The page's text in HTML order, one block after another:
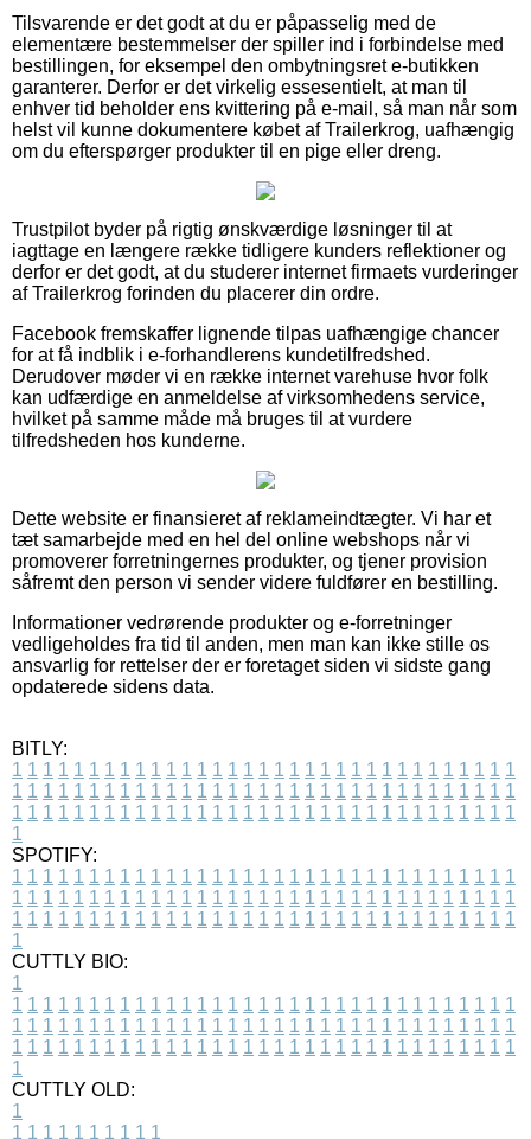
Tilsvarende er det godt at du er påpasselig med de
elementære bestemmelser der spiller ind i forbindelse med
bestillingen, for eksempel den ombytningsret e-butikken
garanterer. Derfor er det virkelig essesentielt, at man til
enhver tid beholder ens kvittering på e-mail, så man når som
helst vil kunne dokumentere købet af Trailerkrog, uafhængig
om du efterspørger produkter til en pige eller dreng.
Trustpilot byder på rigtig ønskværdige løsninger til at
iagttage en længere række tidligere kunders reflektioner og
derfor er det godt, at du studerer internet firmaets vurderinger
af Trailerkrog forinden du placerer din ordre.
Facebook fremskaffer lignende tilpas uafhængige chancer
for at få indblik i e-forhandlerens kundetilfredshed.
Derudover møder vi en række internet varehuse hvor folk
kan udfærdige en anmeldelse af virksomhedens service,
hvilket på samme måde må bruges til at vurdere
tilfredsheden hos kunderne.
Dette website er finansieret af reklameindtægter. Vi har et
tæt samarbejde med en hel del online webshops når vi
promoverer forretningernes produkter, og tjener provision
såfremt den person vi sender videre fuldfører en bestilling.
Informationer vedrørende produkter og e-forretninger
vedligeholdes fra tid til anden, men man kan ikke stille os
ansvarlig for rettelser der er foretaget siden vi sidste gang
opdaterede sidens data.
BITLY:
1 1 1 1 1 1 1 1 1 1 1 1 1 1 1 1 1 1 1 1 1 1 1 1 1 1 1 1 1 1 1 1 1
1 1 1 1 1 1 1 1 1 1 1 1 1 1 1 1 1 1 1 1 1 1 1 1 1 1 1 1 1 1 1 1 1
1 1 1 1 1 1 1 1 1 1 1 1 1 1 1 1 1 1 1 1 1 1 1 1 1 1 1 1 1 1 1 1 1
1
SPOTIFY:
1 1 1 1 1 1 1 1 1 1 1 1 1 1 1 1 1 1 1 1 1 1 1 1 1 1 1 1 1 1 1 1 1
1 1 1 1 1 1 1 1 1 1 1 1 1 1 1 1 1 1 1 1 1 1 1 1 1 1 1 1 1 1 1 1 1
1 1 1 1 1 1 1 1 1 1 1 1 1 1 1 1 1 1 1 1 1 1 1 1 1 1 1 1 1 1 1 1 1
1
CUTTLY BIO:
1
1 1 1 1 1 1 1 1 1 1 1 1 1 1 1 1 1 1 1 1 1 1 1 1 1 1 1 1 1 1 1 1 1
1 1 1 1 1 1 1 1 1 1 1 1 1 1 1 1 1 1 1 1 1 1 1 1 1 1 1 1 1 1 1 1 1
1 1 1 1 1 1 1 1 1 1 1 1 1 1 1 1 1 1 1 1 1 1 1 1 1 1 1 1 1 1 1 1 1
1
CUTTLY OLD:
1
1 1 1 1 1 1 1 1 1 1